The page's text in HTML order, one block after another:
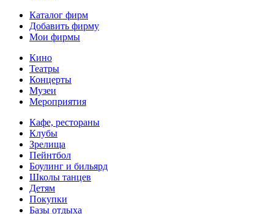
Каталог фирм
Добавить фирму
Мои фирмы
Кино
Театры
Концерты
Музеи
Мероприятия
Кафе, рестораны
Клубы
Зрелища
Пейнтбол
Боулинг и бильярд
Школы танцев
Детям
Покупки
Базы отдыха